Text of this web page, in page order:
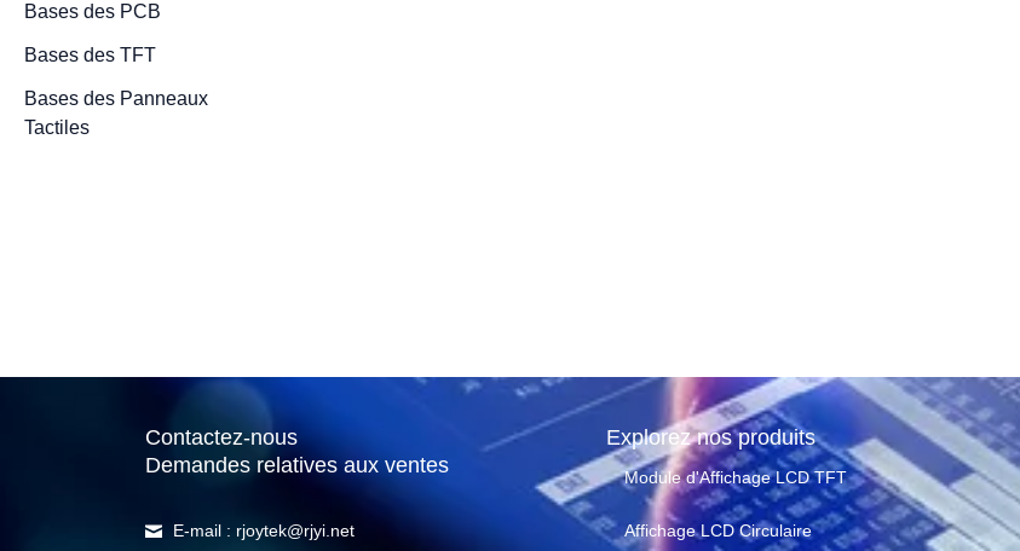
Bases des PCB
Bases des TFT
Bases des Panneaux
Tactiles
Contactez-nous
Demandes relatives aux ventes
E-mail : rjoytek@rjyi.net
Explorez nos produits
Module d'Affichage LCD TFT
Affichage LCD Circulaire